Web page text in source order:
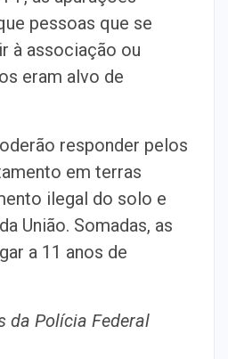
pessoas que se
à associação ou
eram alvo de
responder pelos
em terras
ilegal do solo e
União. Somadas, as
a 11 anos de
da Polícia Federal